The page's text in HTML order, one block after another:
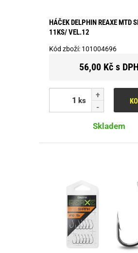
HÁČEK DELPHIN REAXE MTD
11KS/ VEL.12
Kód zboží: 101004696
56,00 Kč s
ks
Skladem